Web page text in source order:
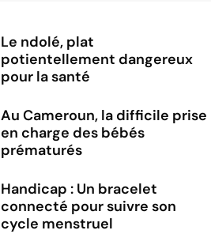
Le ndolé, plat
potientellement dangereux
pour la santé
Au Cameroun, la difficile prise
en charge des bébés
prématurés
Handicap : Un bracelet
connecté pour suivre son
cycle menstruel